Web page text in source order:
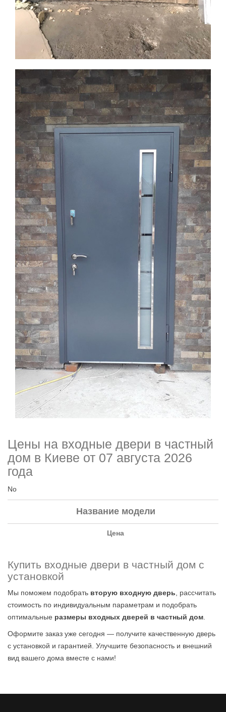
Цены на входные двери в частный
дом в Киеве от 07 августа 2026
года
No
Название модели
Цена
Купить входные двери в частный дом с
установкой
Мы поможем подобрать вторую входную дверь , рассчитать
стоимость по индивидуальным параметрам и подобрать
оптимальные размеры входных дверей в частный дом
Оформите заказ уже сегодня — получите качественную дверь
с установкой и гарантией. Улучшите безопасность и внешний
вид вашего дома вместе с нами!